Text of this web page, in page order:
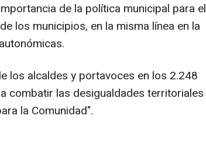
de la política municipal para el
los municipios, en la misma línea en la
los alcaldes y portavoces en los 2.248
combatir las desigualdades territoriales
la Comunidad".